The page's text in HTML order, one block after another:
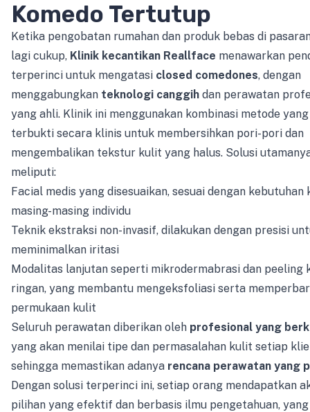
Komedo Tertutup
Ketika pengobatan rumahan dan produk bebas di
lagi cukup, Klinik kecantikan Reallface menawarkan
terperinci untuk mengatasi closed comedones, dengan
menggabungkan teknologi canggih dan perawatan
yang ahli. Klinik ini menggunakan kombinasi metode
terbukti secara klinis untuk membersihkan pori-pori dan
mengembalikan tekstur kulit yang halus. Solusi
meliputi:
Facial medis yang disesuaikan, sesuai dengan kebutuhan
masing-masing individu
Teknik ekstraksi non-invasif, dilakukan dengan presisi
meminimalkan iritasi
Modalitas lanjutan seperti mikrodermabrasi dan peeling
ringan, yang membantu mengeksfoliasi serta
permukaan kulit
Seluruh perawatan diberikan oleh profesional yang
yang akan menilai tipe dan permasalahan kulit setiap
sehingga memastikan adanya rencana perawatan yang
Dengan solusi terperinci ini, setiap orang mendapatkan
pilihan yang efektif dan berbasis ilmu pengetahuan, yang